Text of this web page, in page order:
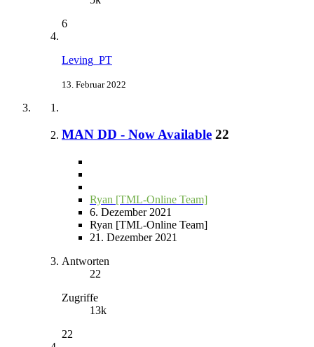
6
Leving_PT
13. Februar 2022
MAN DD - Now Available 22
Ryan [TML-Online Team]
6. Dezember 2021
Ryan [TML-Online Team]
21. Dezember 2021
Antworten
22
Zugriffe
13k
22